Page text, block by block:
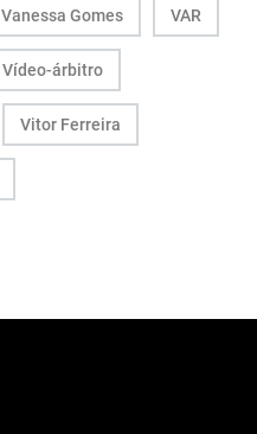
Vanessa Gomes VAR
Vídeo-árbitro
Vitor Ferreira